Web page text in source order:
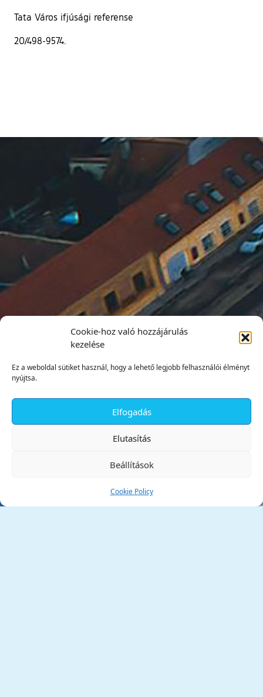
Cookie-hoz való hozzájárulás
kezelése
Ez a weboldal sütiket használ, hogy a lehető legjobb felhasználói élményt
nyújtsa.
Elfogadás
Elutasítás
Beállítások
Cookie Policy
Tata Város ifjúsági referense
20/498-9574.
Tata Város Önkormányzata
✕